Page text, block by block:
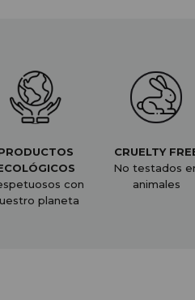
con
planeta
CRUELTY
No testados
animales